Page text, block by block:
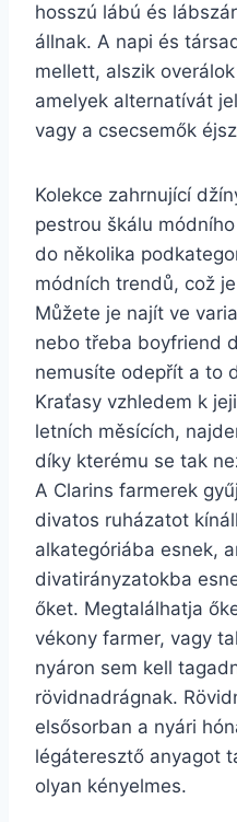
hosszú lábú és
állnak. A napi és
mellett, alszik
amelyek alternatívát
vagy a csecsemők
Kolekce zahrnující
pestrou škálu
do několika
módních trendů, což
Můžete je najít ve
nebo třeba boyfriend
nemusíte odepřít a to
Kraťasy vzhledem k
letních měsících,
díky kterému se tak
A Clarins farmerek
divatos ruházatot
alkategóriába esnek,
divatirányzatokba
őket. Megtalálhatja
vékony farmer, vagy
nyáron sem kell
rövidnadrágnak.
elsősorban a nyári
légáteresztő anyagot
olyan kényelmes.